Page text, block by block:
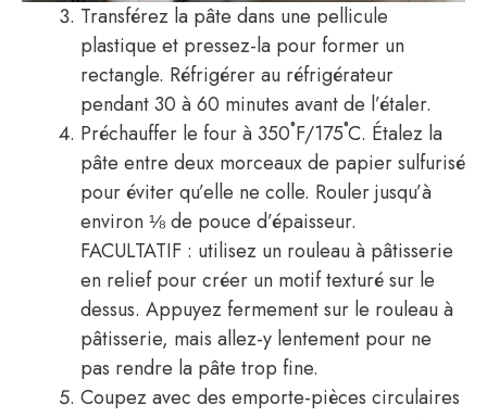
Transférez la pâte dans une pellicule
plastique et pressez-la pour former un
rectangle. Réfrigérer au réfrigérateur
pendant 30 à 60 minutes avant de l’étaler.
Préchauffer le four à 350˚F/175˚C. Étalez la
pâte entre deux morceaux de papier sulfurisé
pour éviter qu’elle ne colle. Rouler jusqu’à
environ ⅛ de pouce d’épaisseur.
FACULTATIF : utilisez un rouleau à pâtisserie
en relief pour créer un motif texturé sur le
dessus. Appuyez fermement sur le rouleau à
pâtisserie, mais allez-y lentement pour ne
pas rendre la pâte trop fine.
Coupez avec des emporte-pièces circulaires